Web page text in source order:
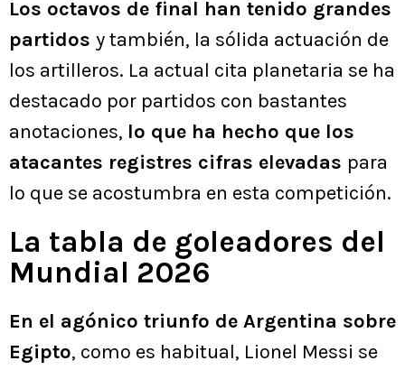
Los octavos de final han tenido grandes
partidos y también, la sólida actuación de
los artilleros. La actual cita planetaria se ha
destacado por partidos con bastantes
anotaciones, lo que ha hecho que los
atacantes registres cifras elevadas para
lo que se acostumbra en esta competición.
La tabla de goleadores del
Mundial 2026
En el agónico triunfo de Argentina sobre
Egipto, como es habitual, Lionel Messi se